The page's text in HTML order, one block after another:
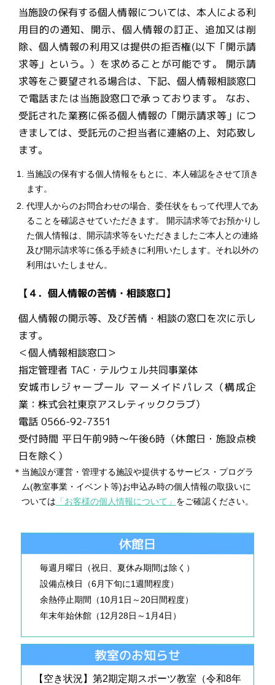
当施設の保有する個人情報については、本人による利
用目的の通知、開示、個人情報の訂正、追加又は削
除、個人情報の利用又は提供の拒否権(以下「開示請
求等」という。）を求めることが可能です。 開示請
求等をご要望される場合は、下記、個人情報相談窓口
で電話または当施設窓口で承っております。 なお、
受託された業務に係る個人情報の「開示請求等」につ
きましては、受託元のご担当者に連絡の上、対応致し
ます。
当施設の保有する個人情報をもとに、本人確認をさせて頂き
ます。
代理人からのお問合わせの場合、委任状をもって代理人であ
ることを確認させていただきます。 開示請求等でお預かりし
た個人情報は、開示請求等をいただきましたご本人との連絡
及び開示請求等に係る手続きに利用いたします。それ以外の
利用はいたしません。
【４．個人情報の苦情・相談窓口】
個人情報の開示等、及び苦情・相談の窓口を次に示し
ます。
＜個人情報相談窓口＞
指定管理者 TAC・テルウェル共同事業体
安城市レジャープール マーメイドパレス（構成企
業：株式会社東京アスレティッククラブ）
電話 0566-92-7351
受付時間 平日午前9時～午後6時（休館日・施設点検
日を除く）
＊当施設が運営・管理する施設や提供するサービス・プログラ
ム(教室事業・イベント等)お申込み時の個人情報の取扱いに
ついては 「お客様の個人情報について」 をご確認ください。
休館日
毎週月曜日（祝日、夏休み期間は除く）
設備点検日（6月下旬に1週間程度）
余熱停止期間（10月1日～20日間程度）
年末年始休館（12月28日～1月4日）
教室のお知らせ
【空き状況】第2期定期スポーツ教室（令和8年